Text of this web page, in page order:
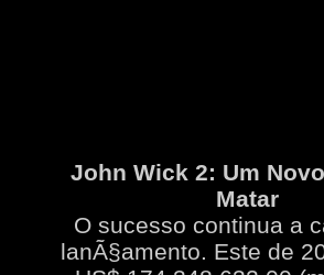
John Wick 2: Um
Matar
O sucesso continua a
lanÃ§amento. Este de